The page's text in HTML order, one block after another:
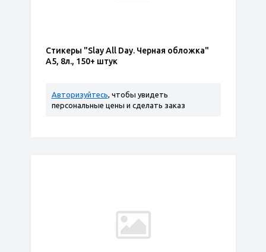
Стикеры "Slay All Day. Черная обложка"
А5, 8л., 150+ штук
Авторизуйтесь, чтобы увидеть
персональные цены и сделать заказ